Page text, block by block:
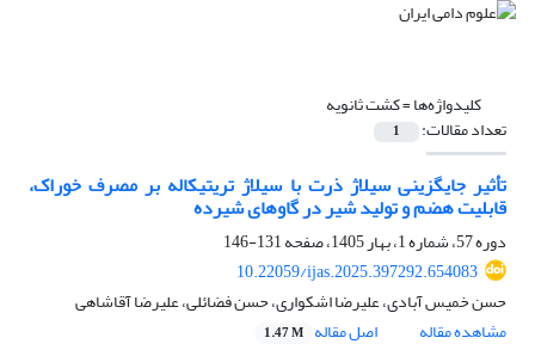
کلیدواژه‌ها =کشت ثانویه
تعداد مقالات: 1
تأثیر جایگزینی سیلاژ ذرت با سیلاژ تریتیکاله بر مصرف خوراک،
قابلیت هضم و تولید شیر در گاوهای شیرده
دوره 57، شماره 1، بهار 1405، صفحه
131-146
10.22059/ijas.2025.397292.654083
حسن خمیس آبادی، علیرضا اشکواری، حسن فضائلی، علیرضا آقاشاهی
مشاهده مقاله
اصل مقاله 1.47 M